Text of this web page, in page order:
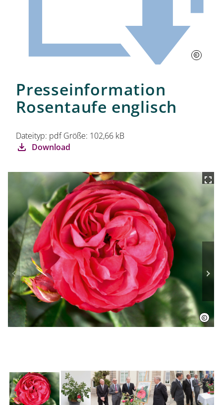
Eintrittspreise
Ticketshop
Presseinformation
Rosentaufe englisch
Dateityp: pdf Größe: 102,66 kB
Download